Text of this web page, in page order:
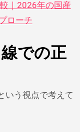
｜2026年の国産
ローチ
での正
いう視点で考えて